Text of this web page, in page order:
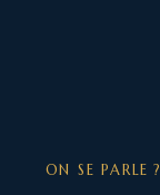
ON SE PARLE ?